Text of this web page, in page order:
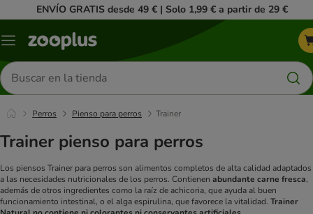
ENVÍO GRATIS desde 49 € | Solo 1,99 € a partir de 29 €
Menú
Buscar
productos
Perros Pienso para perros Trainer
Trainer pienso para perros
Los piensos Trainer para perros son alimentos completos de alta calidad adaptados
a las necesidades nutricionales de los perros. Contienen abundante carne fresca,
además de otros ingredientes como la raíz de achicoria, que ayuda al buen
funcionamiento intestinal, o el alga espirulina, que favorece la vitalidad. Trainer